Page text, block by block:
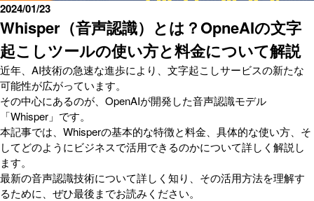
Whisper（音声認識）とは？OpneAIの文字
起こしツールの使い方と料金について解説
2024/01/23
近年、AI技術の急速な進歩により、文字起こしサービスの新たな
可能性が広がっています。
その中心にあるのが、OpenAIが開発した音声認識モデル
「Whisper」です。
本記事では、Whisperの基本的な特徴と料金、具体的な使い方、そ
してどのようにビジネスで活用できるのかについて詳しく解説し
ます。
最新の音声認識技術について詳しく知り、その活用方法を理解す
るために、ぜひ最後までお読みください。